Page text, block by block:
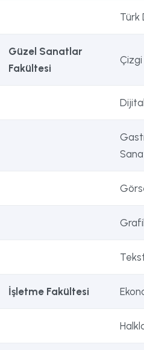
Türk
Güzel Sanatlar
Fakültesi
İşletme Fakültesi